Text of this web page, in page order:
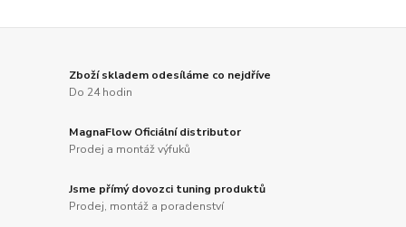
Zboží skladem odesíláme co nejdříve
Do 24 hodin
MagnaFlow Oficiální distributor
Prodej a montáž výfuků
Jsme přímý dovozci tuning produktů
Prodej, montáž a poradenství